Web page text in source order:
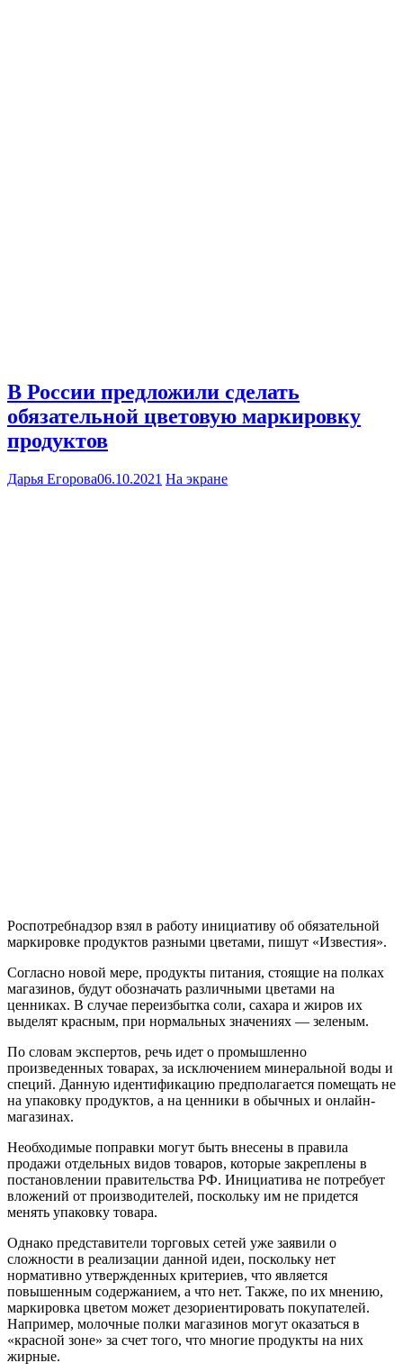
В России предложили сделать
обязательной цветовую маркировку
продуктов
Дарья Егорова06.10.2021 На экране
Роспотребнадзор взял в работу инициативу об обязательной
маркировке продуктов разными цветами, пишут «Известия».
Согласно новой мере, продукты питания, стоящие на полках
магазинов, будут обозначать различными цветами на
ценниках. В случае переизбытка соли, сахара и жиров их
выделят красным, при нормальных значениях — зеленым.
По словам экспертов, речь идет о промышленно
произведенных товарах, за исключением минеральной воды и
специй. Данную идентификацию предполагается помещать не
на упаковку продуктов, а на ценники в обычных и онлайн-
магазинах.
Необходимые поправки могут быть внесены в правила
продажи отдельных видов товаров, которые закреплены в
постановлении правительства РФ. Инициатива не потребует
вложений от производителей, поскольку им не придется
менять упаковку товара.
Однако представители торговых сетей уже заявили о
сложности в реализации данной идеи, поскольку нет
нормативно утвержденных критериев, что является
повышенным содержанием, а что нет. Также, по их мнению,
маркировка цветом может дезориентировать покупателей.
Например, молочные полки магазинов могут оказаться в
«красной зоне» за счет того, что многие продукты на них
жирные.